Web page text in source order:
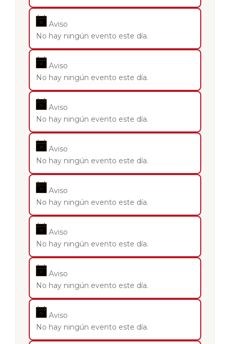
Aviso
No hay ningún evento este día.
Aviso
No hay ningún evento este día.
Aviso
No hay ningún evento este día.
Aviso
No hay ningún evento este día.
Aviso
No hay ningún evento este día.
Aviso
No hay ningún evento este día.
Aviso
No hay ningún evento este día.
Aviso
No hay ningún evento este día.